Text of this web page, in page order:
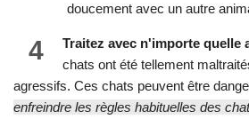
doucement avec un autre
4 Traitez avec n'importe quelle
chats ont été tellement
agressifs. Ces chats peuvent être
enfreindre les règles habituelles des